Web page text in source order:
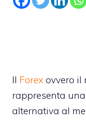
Il Forex ovvero il
rappresenta
alternativa al